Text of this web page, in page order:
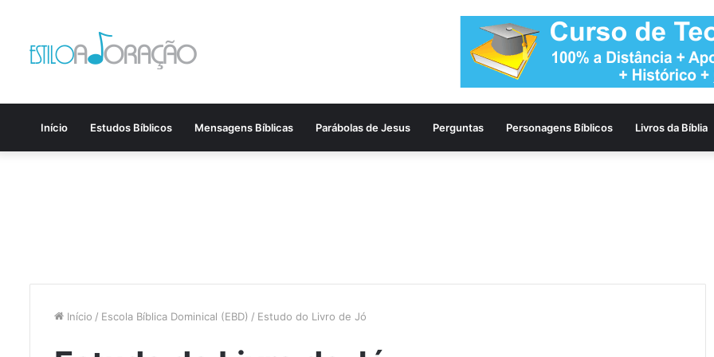
Início Estudos Bíblicos Mensagens Bíblicas Parábolas de Jesus Perguntas Personagens Bíblicos Livros da Bíblia
Início / Escola Bíblica Dominical (EBD) / Estudo do Livro de Jó